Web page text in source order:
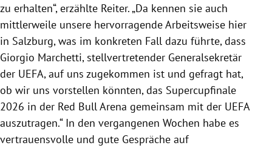
zu erhalten“, erzählte Reiter. „Da kennen sie auch
mittlerweile unsere hervorragende Arbeitsweise hier
in Salzburg, was im konkreten Fall dazu führte, dass
Giorgio Marchetti, stellvertretender Generalsekretär
der UEFA, auf uns zugekommen ist und gefragt hat,
ob wir uns vorstellen könnten, das Supercupfinale
2026 in der Red Bull Arena gemeinsam mit der UEFA
auszutragen.“ In den vergangenen Wochen habe es
vertrauensvolle und gute Gespräche auf